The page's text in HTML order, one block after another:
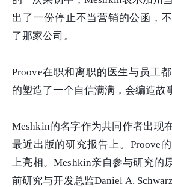
出了一份停止不当营销的公函，
了那家公司。
Proove在职和离职的医生与员工
的塑造了一个自信满满，会编造故
Meshkin的名字作为共同作者出现
最近出版的研究报告上。Proove
上亮相。Meshkin亲自参与研究的
前研究与开发总监Daniel A.